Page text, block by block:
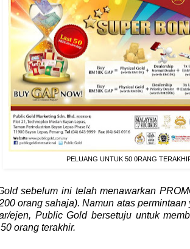
PELUANG UNTUK 50 0RANG
sebelum ini telah menawarkan
orang sahaja). Namun atas
ejen, Public Gold bersetuju untuk
orang terakhir.